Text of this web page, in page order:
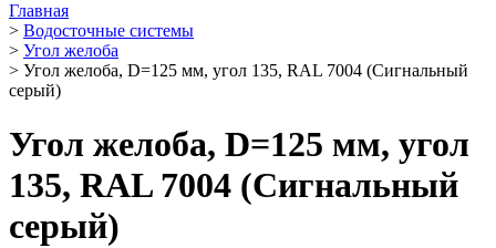
Главная
> Водосточные системы
> Угол желоба
> Угол желоба, D=125 мм, угол 135, RAL 7004 (Сигнальный
серый)
Угол желоба, D=125 мм, угол
135, RAL 7004 (Сигнальный
серый)